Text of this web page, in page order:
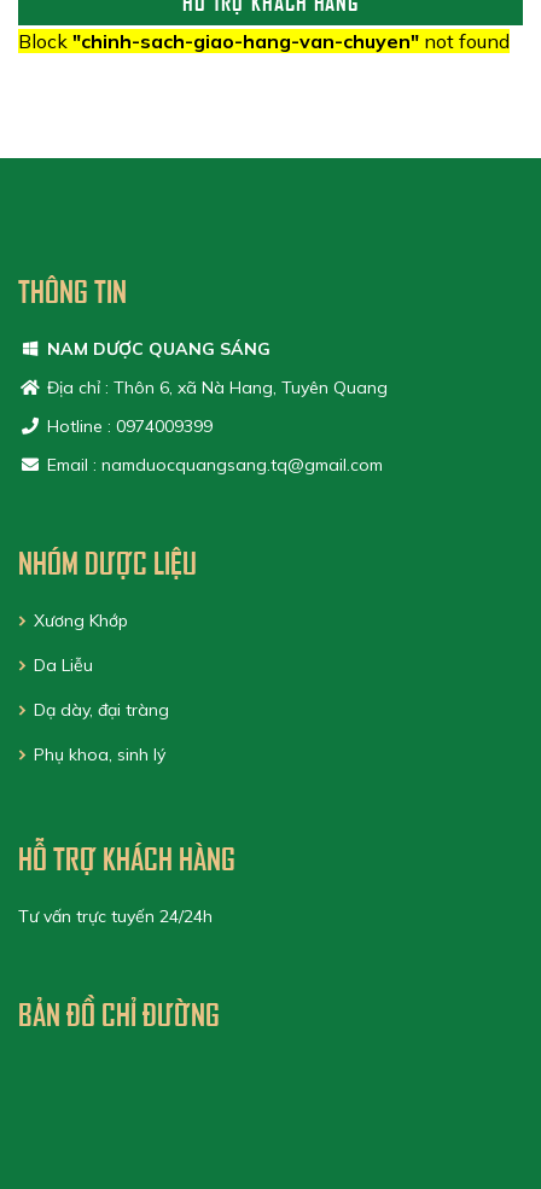
Block "chinh-sach-giao-hang-van-chuyen" not found
THÔNG TIN
NAM DƯỢC QUANG SÁNG
Địa chỉ : Thôn 6, xã Nà Hang, Tuyên Quang
Hotline : 0974009399
Email : namduocquangsang.tq@gmail.com
NHÓM DƯỢC LIỆU
Xương Khớp
Da Liễu
Dạ dày, đại tràng
Phụ khoa, sinh lý
HỖ TRỢ KHÁCH HÀNG
Tư vấn trực tuyến 24/24h
BẢN ĐỒ CHỈ ĐƯỜNG